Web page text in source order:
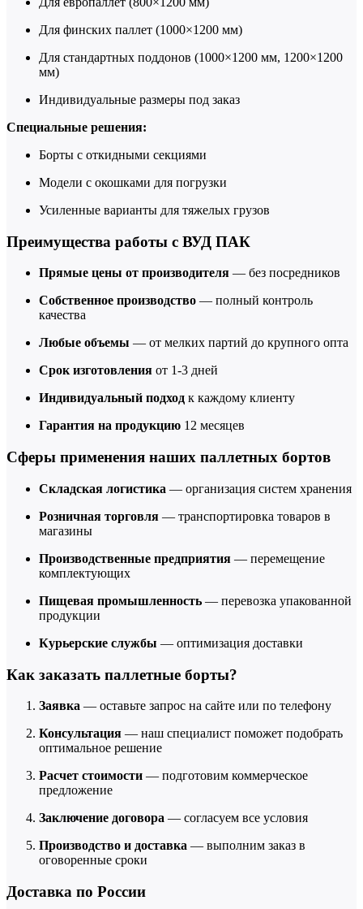
Для финских паллет (1000×1200 мм)
Для стандартных поддонов (1000×1200 мм, 1200×1200
мм)
Индивидуальные размеры под заказ
Специальные решения:
Борты с откидными секциями
Модели с окошками для погрузки
Усиленные варианты для тяжелых грузов
Преимущества работы с ВУД ПАК
Прямые цены от производителя — без посредников
Собственное производство — полный контроль
качества
Любые объемы — от мелких партий до крупного опта
Срок изготовления от 1-3 дней
Индивидуальный подход к каждому клиенту
Гарантия на продукцию 12 месяцев
Сферы применения наших паллетных бортов
Складская логистика — организация систем хранения
Розничная торговля — транспортировка товаров в
магазины
Производственные предприятия — перемещение
комплектующих
Пищевая промышленность — перевозка упакованной
продукции
Курьерские службы — оптимизация доставки
Как заказать паллетные борты?
Заявка — оставьте запрос на сайте или по телефону
Консультация — наш специалист поможет подобрать
оптимальное решение
Расчет стоимости — подготовим коммерческое
предложение
Заключение договора — согласуем все условия
Производство и доставка — выполним заказ в
оговоренные сроки
Доставка по России